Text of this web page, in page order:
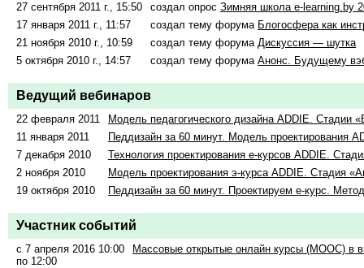
27 сентября 2011 г., 15:50
создал опрос Зимняя школа e-learning.by
17 января 2011 г., 11:57
создал тему форума Блогосфера как
21 ноября 2010 г., 10:59
создал тему форума Дискуссия — шутка
5 октября 2010 г., 14:57
создал тему форума Анонс. Будущему
Ведущий вебинаров
22 февраля 2011
Модель педагогического дизайна ADDIE. Стадии
11 января 2011
Педдизайн за 60 минут. Модель проектирования
7 декабря 2010
Технология проектирования е-курсов ADDIE.
2 ноября 2010
Модель проектирования э-курса ADDIE. Стадия
19 октября 2010
Педдизайн за 60 минут. Проектируем е-курс.
Участник событий
с 7 апреля 2016 10:00
по 12:00
Массовые открытые онлайн курсы (МООС) в